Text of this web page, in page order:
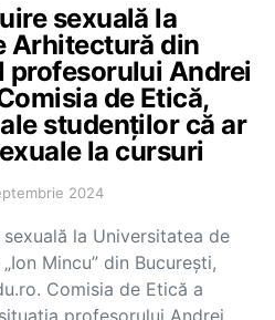
sexuală la
Arhitectură din
profesorului Andrei
de Etică,
studenților că ar
la cursuri
2024
la Universitatea de
Mincu” din București,
Comisia de Etică a
profesorului Andrei